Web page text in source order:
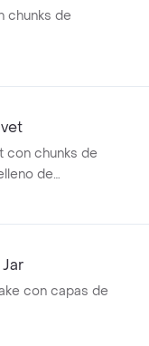
chunks de
con chunks de
de
con capas de